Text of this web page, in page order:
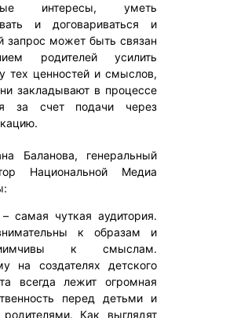
интересы, уметь
и договариваться и
запрос может быть связан
родителей усилить
тех ценностей и смыслов,
закладывают в процессе
за счет подачи через
Баланова, генеральный
Национальной Медиа
самая чуткая аудитория.
к образам и
к смыслам.
на создателях детского
всегда лежит огромная
перед детьми и
Как выглядят